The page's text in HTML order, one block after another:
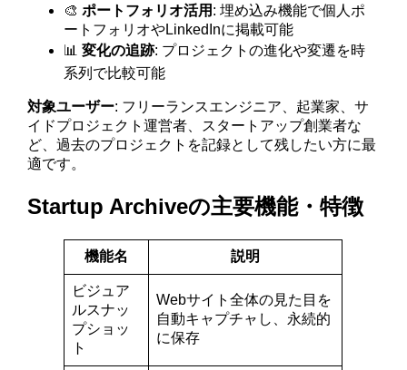
🎨ポートフォリオ活用 : 埋め込み機能で個人ポ
ートフォリオやLinkedInに掲載可能
📊変化の追跡: プロジェクトの進化や変遷を時
系列で比較可能
対象ユーザー: フリーランスエンジニア、起業家、サ
イドプロジェクト運営者、スタートアップ創業者な
ど、過去のプロジェクトを記録として残したい方に最
適です。
Startup Archiveの主要機能・特徴
機能名 説明
ビジュア
ルスナッ
プショッ
ト
Webサイト全体の見た目を
自動キャプチャし、永続的
に保存